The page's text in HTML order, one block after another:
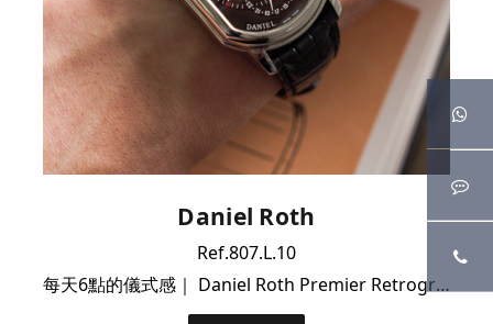
Daniel Roth
Ref.807.L.10
每天6點的儀式感｜ Daniel Roth Premier Retrograde逆跳大全套｜極新品相